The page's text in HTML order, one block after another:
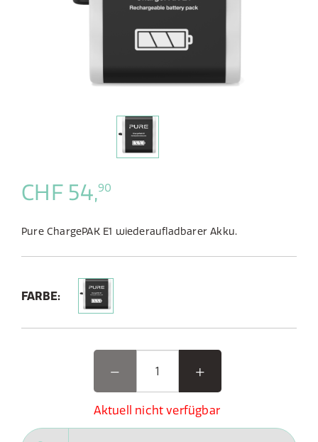
CHF 54,90
Pure ChargePAK E1 wiederaufladbarer Akku.
FARBE:
Aktuell nicht verfügbar